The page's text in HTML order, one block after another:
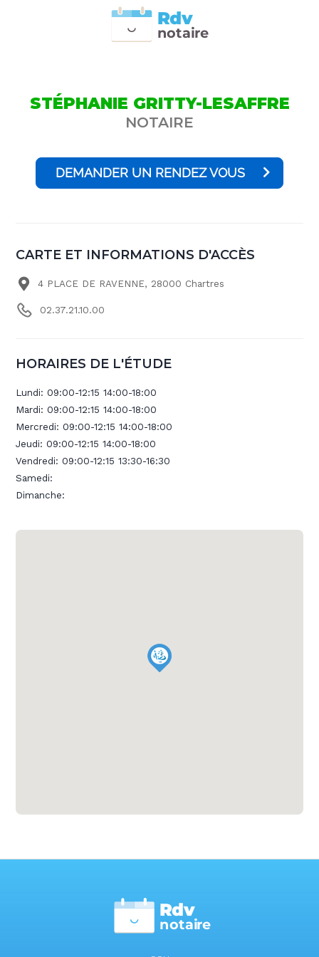
notaire
Rdv
STÉPHANIE GRITTY-LESAFFRE
NOTAIRE
DEMANDER UN RENDEZ VOUS
CARTE ET INFORMATIONS D'ACCÈS
4 PLACE DE RAVENNE, 28000 Chartres
02.37.21.10.00
HORAIRES DE L'ÉTUDE
Lundi:09:00-12:15 14:00-18:00
Mardi:09:00-12:15 14:00-18:00
Mercredi:09:00-12:15 14:00-18:00
Jeudi:09:00-12:15 14:00-18:00
Vendredi:09:00-12:15 13:30-16:30
Samedi:
Dimanche:
notaire
Rdv